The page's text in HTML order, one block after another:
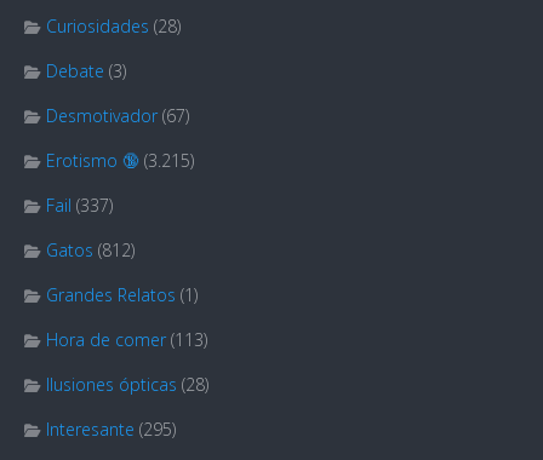
Curiosidades (28)
Debate (3)
Desmotivador (67)
Erotismo 🔞 (3.215)
Fail (337)
Gatos (812)
Grandes Relatos (1)
Hora de comer (113)
Ilusiones ópticas (28)
Interesante (295)